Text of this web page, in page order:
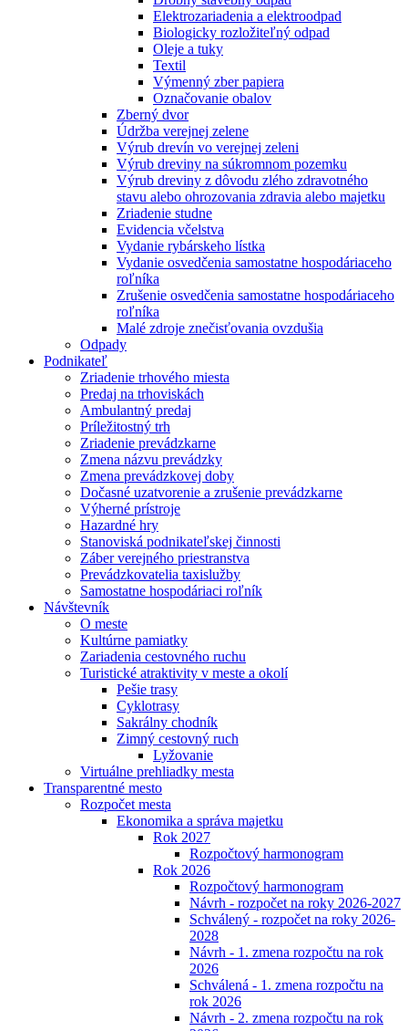
Elektrozariadenia a elektroodpad
Biologicky rozložiteľný odpad
Oleje a tuky
Textil
Výmenný zber papiera
Označovanie obalov
Zberný dvor
Údržba verejnej zelene
Výrub drevín vo verejnej zeleni
Výrub dreviny na súkromnom pozemku
Výrub dreviny z dôvodu zlého zdravotného
stavu alebo ohrozovania zdravia alebo majetku
Zriadenie studne
Evidencia včelstva
Vydanie rybárskeho lístka
Vydanie osvedčenia samostatne hospodáriaceho
roľníka
Zrušenie osvedčenia samostatne hospodáriaceho
roľníka
Malé zdroje znečisťovania ovzdušia
Odpady
Podnikateľ
Zriadenie trhového miesta
Predaj na trhoviskách
Ambulantný predaj
Príležitostný trh
Zriadenie prevádzkarne
Zmena názvu prevádzky
Zmena prevádzkovej doby
Dočasné uzatvorenie a zrušenie prevádzkarne
Výherné prístroje
Hazardné hry
Stanoviská podnikateľskej činnosti
Záber verejného priestranstva
Prevádzkovatelia taxislužby
Samostatne hospodáriaci roľník
Návštevník
O meste
Kultúrne pamiatky
Zariadenia cestovného ruchu
Turistické atraktivity v meste a okolí
Pešie trasy
Cyklotrasy
Sakrálny chodník
Zimný cestovný ruch
Lyžovanie
Virtuálne prehliadky mesta
Transparentné mesto
Rozpočet mesta
Ekonomika a správa majetku
Rok 2027
Rozpočtový harmonogram
Rok 2026
Rozpočtový harmonogram
Návrh - rozpočet na roky 2026-2027
Schválený - rozpočet na roky 2026-
2028
Návrh - 1. zmena rozpočtu na rok
2026
Schválená - 1. zmena rozpočtu na
rok 2026
Návrh - 2. zmena rozpočtu na rok